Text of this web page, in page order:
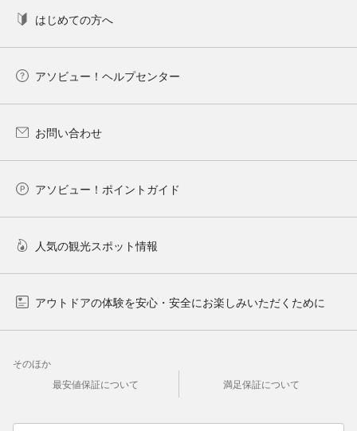
はじめての方へ
アソビュー！ヘルプセンター
お問い合わせ
アソビュー！ポイントガイド
人気の観光スポット情報
アウトドアの体験を安心・安全にお楽しみいただくために
そのほか
最安値保証について
満足保証について